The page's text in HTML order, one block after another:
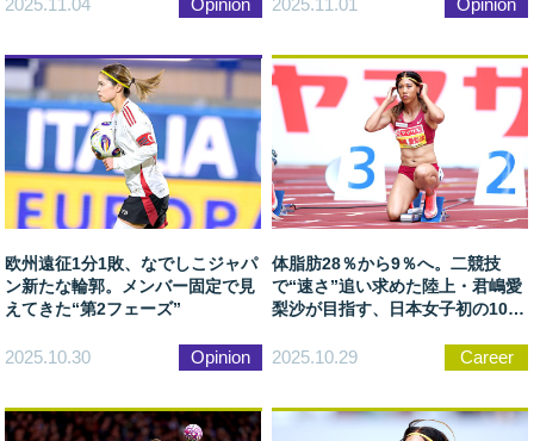
2025.11.04 Opinion 2025.11.01 Opinion
欧州遠征1分1敗、なでしこジャパ
ン新たな輪郭。メンバー固定で見
えてきた“第2フェーズ”
2025.10.30 Opinion
体脂肪28％から9％へ。二競技
で“速さ”追い求めた陸上・君嶋愛
梨沙が目指す、日本女子初の10秒
2025.10.29 Career